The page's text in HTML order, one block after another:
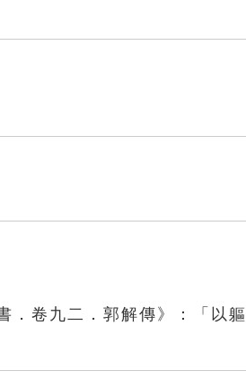
．卷九二．郭解傳》：「以